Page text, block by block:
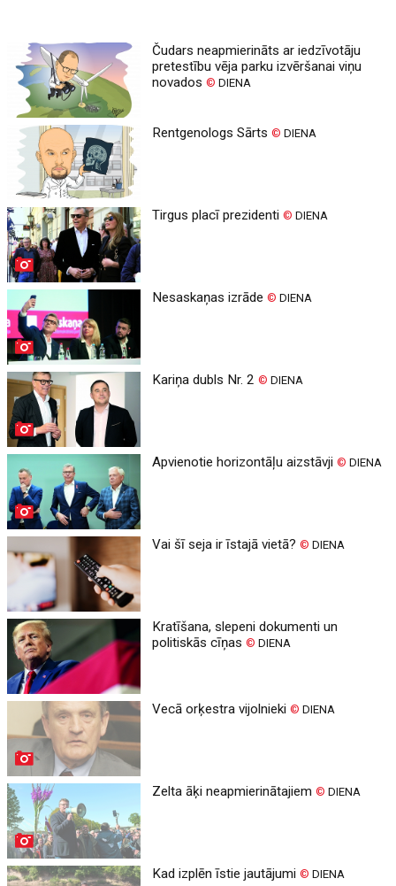
Čudars neapmierināts ar iedzīvotāju
pretestību vēja parku izvēršanai viņu
novados© DIENA
Rentgenologs Sārts© DIENA
Tirgus placī prezidenti© DIENA
Nesaskaņas izrāde© DIENA
Kariņa dubls Nr. 2© DIENA
Apvienotie horizontāļu aizstāvji© DIENA
Vai šī seja ir īstajā vietā?© DIENA
Kratīšana, slepeni dokumenti un
politiskās cīņas© DIENA
Vecā orķestra vijolnieki© DIENA
Zelta āķi neapmierinātajiem© DIENA
Kad izplēn īstie jautājumi© DIENA